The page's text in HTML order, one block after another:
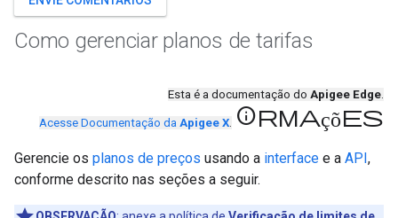
Como gerenciar planos de tarifas
Esta é a documentação do Apigee Edge.
Acesse Documentação da Apigee X. informações
Gerencie os planos de preços usando a interface e a API,
conforme descrito nas seções a seguir.